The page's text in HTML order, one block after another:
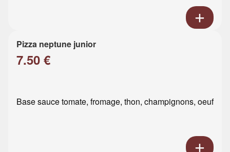
Pizza neptune junior
7.50 €
Base sauce tomate, fromage, thon, champignons, oeuf